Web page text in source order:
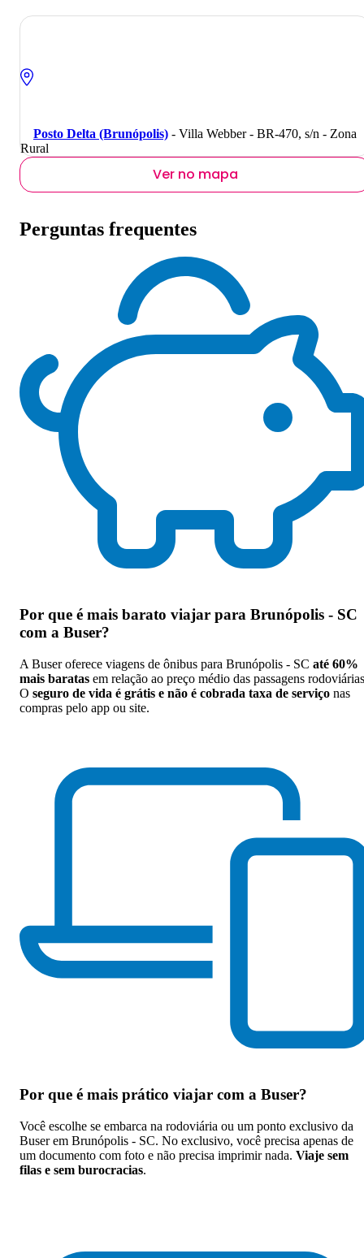
Posto Delta (Brunópolis) - Villa Webber - BR-470, s/n - Zona
Rural
Ver no mapa
Perguntas frequentes
Por que é mais barato viajar para Brunópolis - SC
com a Buser?
A Buser oferece viagens de ônibus para Brunópolis - SC até 60%
mais baratas em relação ao preço médio das passagens
O seguro de vida é grátis e não é cobrada taxa de serviço nas
compras pelo app ou site.
Por que é mais prático viajar com a Buser?
Você escolhe se embarca na rodoviária ou um ponto exclusivo da
Buser em Brunópolis - SC. No exclusivo, você precisa apenas de
um documento com foto e não precisa imprimir nada. Viaje sem
filas e sem burocracias.